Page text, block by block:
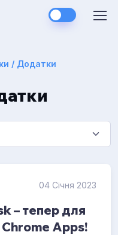
/ Додатки
04 Січня 2023
– тепер для
Apps!